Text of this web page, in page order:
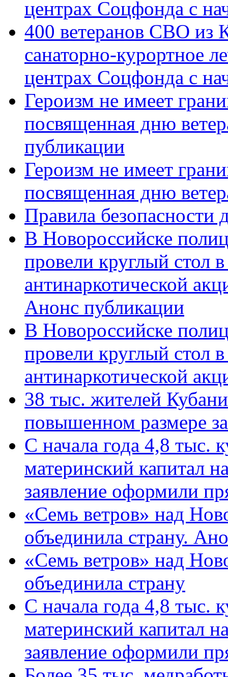
центрах Соцфонда с
400 ветеранов СВО из
санаторно-курортное
центрах Соцфонда с
Героизм не имеет
посвященная дню
публикации
Героизм не имеет
посвященная дню
Правила безопасности
В Новороссийске
провели круглый стол
антинаркотической
Анонс публикации
В Новороссийске
провели круглый стол
антинаркотической
38 тыс. жителей
повышенном размере
С начала года 4,8 тыс.
материнский капитал
заявление оформили
«Семь ветров» над
объединила страну.
«Семь ветров» над
объединила страну
С начала года 4,8 тыс.
материнский капитал
заявление оформили